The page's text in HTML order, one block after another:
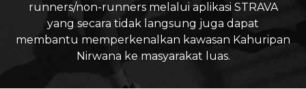
runners/non-runners melalui aplikasi STRAVA
yang secara tidak langsung juga dapat
membantu memperkenalkan kawasan Kahuripan
Nirwana ke masyarakat luas.